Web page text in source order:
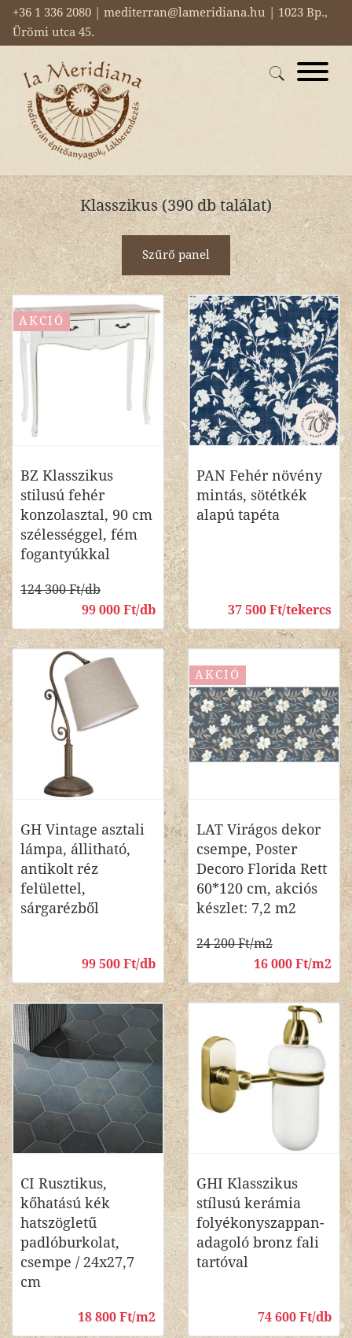
+36 1 336 2080 | mediterran@lameridiana.hu | 1023 Bp.,
Ürömi utca 45.
Klasszikus (390 db találat)
Szűrő panel
AKCIÓ
BZ Klasszikus
stilusú fehér
konzolasztal, 90 cm
szélességgel, fém
fogantyúkkal
124 300 Ft/db
99 000 Ft/db
PAN Fehér növény
mintás, sötétkék
alapú tapéta
37 500 Ft/tekercs
GH Vintage asztali
lámpa, állitható,
antikolt réz
felülettel,
sárgarézből
99 500 Ft/db
AKCIÓ
LAT Virágos dekor
csempe, Poster
Decoro Florida Rett
60*120 cm, akciós
készlet: 7,2 m2
24 200 Ft/m2
16 000 Ft/m2
CI Rusztikus,
kőhatású kék
hatszögletű
padlóburkolat,
csempe / 24x27,7
cm
18 800 Ft/m2
GHI Klasszikus
stílusú kerámia
folyékonyszappan-
adagoló bronz fali
tartóval
74 600 Ft/db